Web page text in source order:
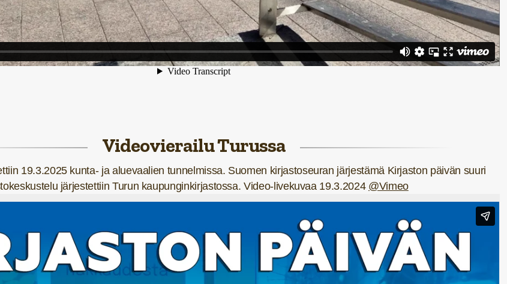
Videovierailu Turussa
19.3.2025 kunta- ja aluevaalien tunnelmissa. Suomen kirjastoseuran järjestämä Kirjaston päivän suuri
järjestettiin Turun kaupunginkirjastossa. Video-livekuvaa 19.3.2024 @Vimeo